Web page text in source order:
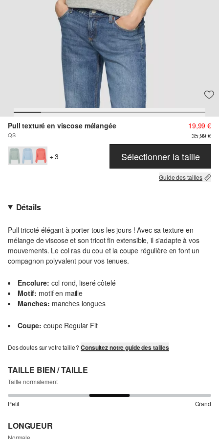
Pull texturé en viscose mélangée
QS
19,99 €
35,99 €
+ 3 Sélectionner la taille
Guide des tailles
Détails
Pull tricoté élégant à porter tous les jours ! Avec sa texture en
mélange de viscose et son tricot fin extensible, il s'adapte à vos
mouvements. Le col ras du cou et la coupe régulière en font un
compagnon polyvalent pour vos tenues.
Encolure: col rond, liseré côtelé
Motif: motif en maille
Manches: manches longues
Coupe: coupe Regular Fit
Des doutes sur votre taille ?Consultez notre guide des tailles
TAILLE BIEN / TAILLE
Taille normalement
Petit Grand
LONGUEUR